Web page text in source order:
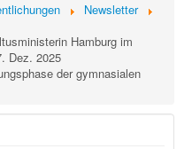
Newsletter
Hamburg im
Dez. 2025
der gymnasialen